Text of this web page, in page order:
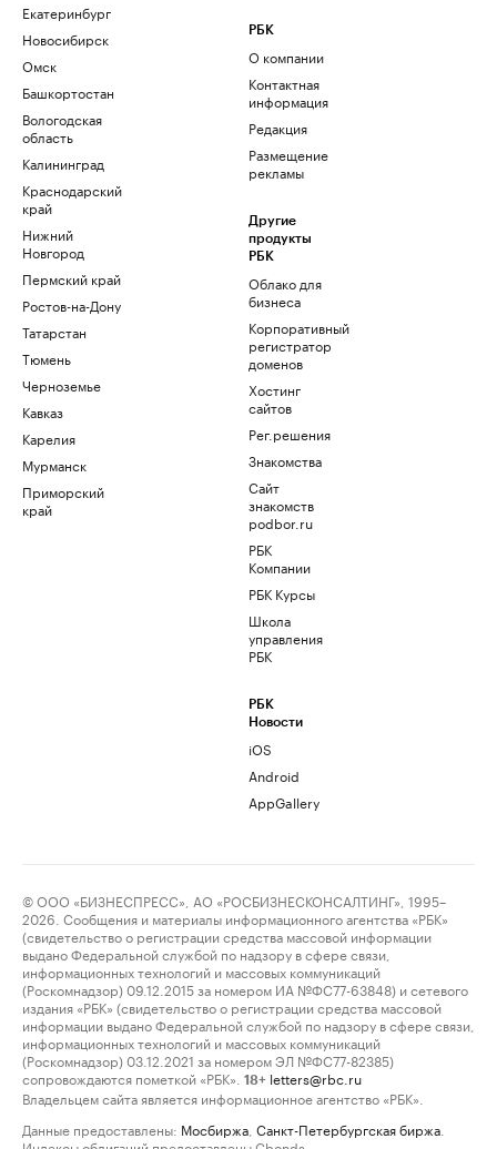
Екатеринбург
Новосибирск
Омск
Башкортостан
Вологодская
область
Калининград
Краснодарский
край
Нижний
Новгород
Пермский край
Ростов-на-Дону
Татарстан
Тюмень
Черноземье
Кавказ
Карелия
Мурманск
Приморский
край
РБК
О компании
Контактная
информация
Редакция
Размещение
рекламы
Другие
продукты
РБК
Облако для
бизнеса
Корпоративный
регистратор
доменов
Хостинг
сайтов
Рег.решения
Знакомства
Сайт
знакомств
podbor.ru
РБК
Компании
РБК Курсы
Школа
управления
РБК
РБК
Новости
iOS
Android
AppGallery
© ООО «БИЗНЕСПРЕСС», АО «РОСБИЗНЕСКОНСАЛТИНГ», 1995–
2026. Сообщения и материалы информационного агентства «РБК»
(свидетельство о регистрации средства массовой информации
выдано Федеральной службой по надзору в сфере связи,
информационных технологий и массовых коммуникаций
(Роскомнадзор) 09.12.2015 за номером ИА №ФС77-63848) и сетевого
издания «РБК» (свидетельство о регистрации средства массовой
информации выдано Федеральной службой по надзору в сфере связи,
информационных технологий и массовых коммуникаций
(Роскомнадзор) 03.12.2021 за номером ЭЛ №ФС77-82385)
сопровождаются пометкой «РБК».
18+ letters@rbc.ru
Владельцем сайта является информационное агентство «РБК».
Данные предоставлены: Мосбиржа Санкт-Петербургская биржа